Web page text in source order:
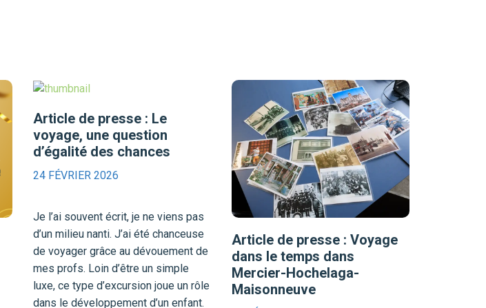
Article de presse : Le
voyage, une question
d’égalité des chances
24 FÉVRIER 2026
Je l’ai souvent écrit, je ne viens pas
d’un milieu nanti. J’ai été chanceuse
de voyager grâce au dévouement de
mes profs. Loin d’être un simple
luxe, ce type d’excursion joue un rôle
dans le développement d’un enfant.
Article de presse : Voyage
dans le temps dans
Mercier-Hochelaga-
Maisonneuve